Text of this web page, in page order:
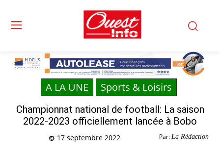
A LA UNE Sports & Loisirs
Championnat national de football: La saison
2022-2023 officiellement lancée à Bobo
Par: La Rédaction
17 septembre 2022